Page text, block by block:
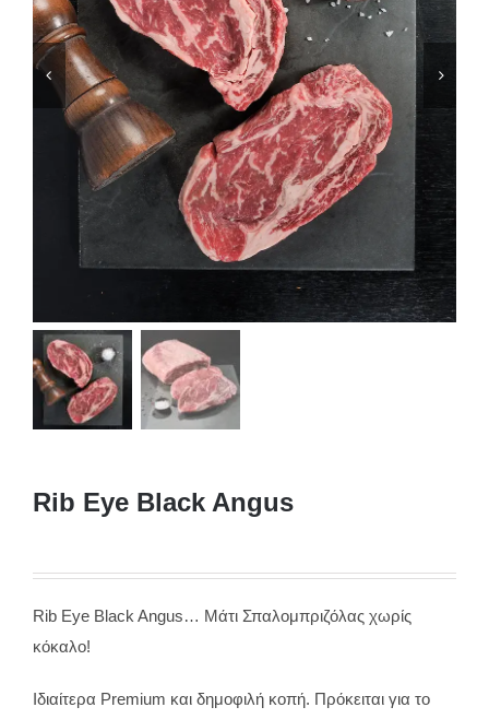
 
Rib Eye Black Angus
Rib Eye Black Angus… Μάτι Σπαλομπριζόλας χωρίς
κόκαλο!
Ιδιαίτερα Premium και δημοφιλή κοπή. Πρόκειται για το